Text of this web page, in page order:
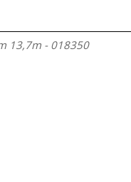
13,7m - 018350